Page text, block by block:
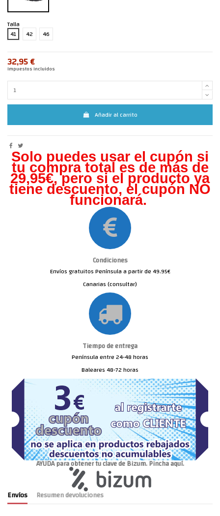
Talla
41
42 46
32,95 €
Impuestos incluidos
Añadir al carrito
Solo puedes usar el cupón si
tu compra total es de más de
29,95€, pero si el producto ya
tiene descuento, el cupón NO
funcionará.
Condiciones
Envíos gratuitos Península a partir de 49.95€
Canarias (consultar)
Tiempo de entrega
Península entre 24-48 horas
Baleares 48-72 horas
AYUDA para obtener tu clave de Bizum. Pincha aquí.
Envíos Resumen devoluciones